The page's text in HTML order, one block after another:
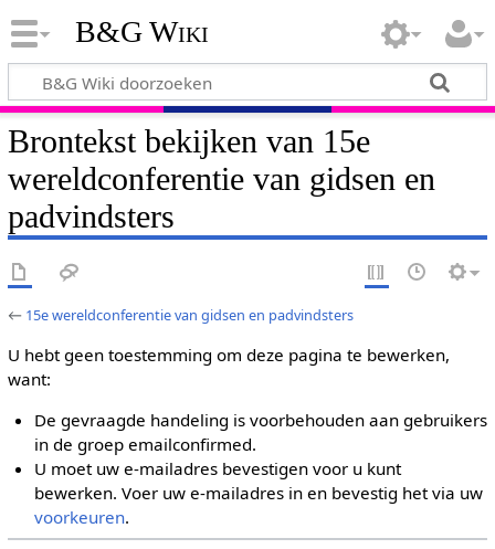
B&G Wiki
Brontekst bekijken van 15e
wereldconferentie van gidsen en
padvindsters
← 15e wereldconferentie van gidsen en padvindsters
U hebt geen toestemming om deze pagina te bewerken,
want:
De gevraagde handeling is voorbehouden aan gebruikers
in de groep emailconfirmed.
U moet uw e-mailadres bevestigen voor u kunt
bewerken. Voer uw e-mailadres in en bevestig het via uw
voorkeuren.